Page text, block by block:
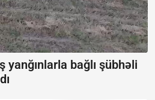
yanğınlarla bağlı şübhəli